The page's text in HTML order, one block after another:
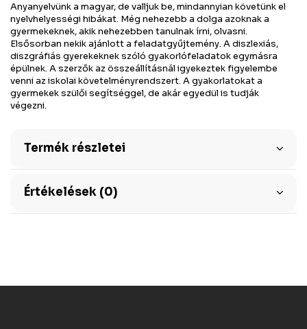
Anyanyelvünk a magyar, de valljuk be, mindannyian követünk el
nyelvhelyességi hibákat. Még nehezebb a dolga azoknak a
gyermekeknek, akik nehezebben tanulnak írni, olvasni.
Elsősorban nekik ajánlott a feladatgyűjtemény. A diszlexiás,
diszgráfiás gyerekeknek szóló gyakorlófeladatok egymásra
épülnek. A szerzők az összeállításnál igyekeztek figyelembe
venni az iskolai követelményrendszert. A gyakorlatokat a
gyermekek szülői segítséggel, de akár egyedül is tudják
végezni.
Termék részletei
Értékelések (0)